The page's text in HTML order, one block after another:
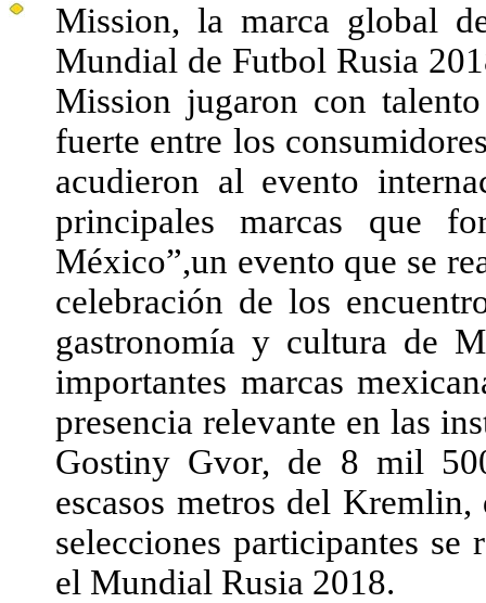
Mission, la marca global
Mundial de Futbol Rusia
Mission jugaron con
fuerte entre los
acudieron al evento
principales marcas que
México”,un evento que se
celebración de los
gastronomía y cultura de
importantes marcas
presencia relevante en las
Gostiny Gvor, de 8 mil
escasos metros del
selecciones participantes
el Mundial Rusia 2018.